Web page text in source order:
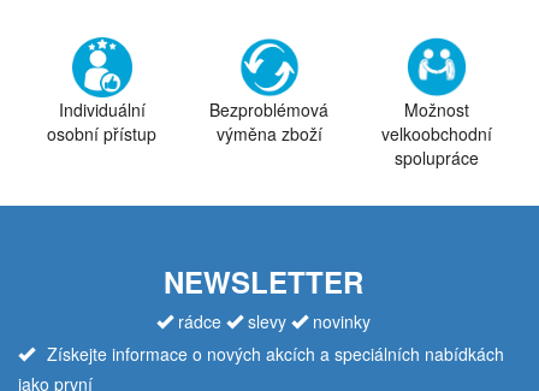
Individuální
osobní přístup
Bezproblémová
výměna zboží
Možnost
velkoobchodní
spolupráce
NEWSLETTER
rádce slevy
novinky
Získejte informace o nových akcích a speciálních nabídkách
jako první